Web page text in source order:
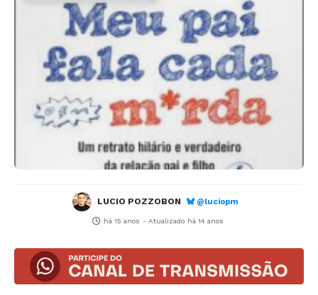
LUCIO POZZOBON @luciopm
há 15 anos - Atualizado há 14 anos